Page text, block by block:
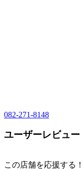
082-271-8148
ユーザーレビュー
この店舗を応援する！